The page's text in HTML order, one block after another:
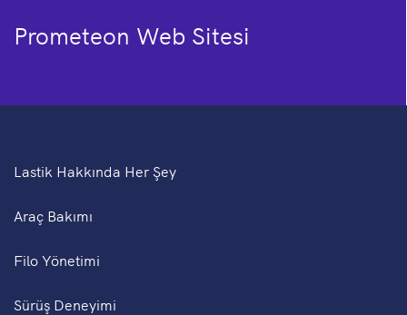
Prometeon Web Sitesi
Lastik Hakkında Her Şey
Araç Bakımı
Filo Yönetimi
Sürüş Deneyimi